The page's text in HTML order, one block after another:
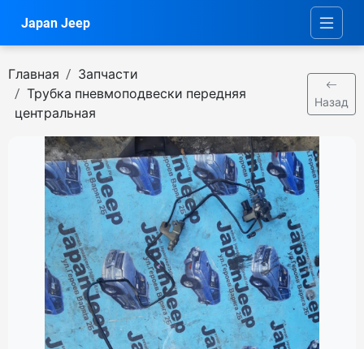
Japan Jeep
Главная
Запчасти
Трубка пневмоподвески передняя
центральная
Назад